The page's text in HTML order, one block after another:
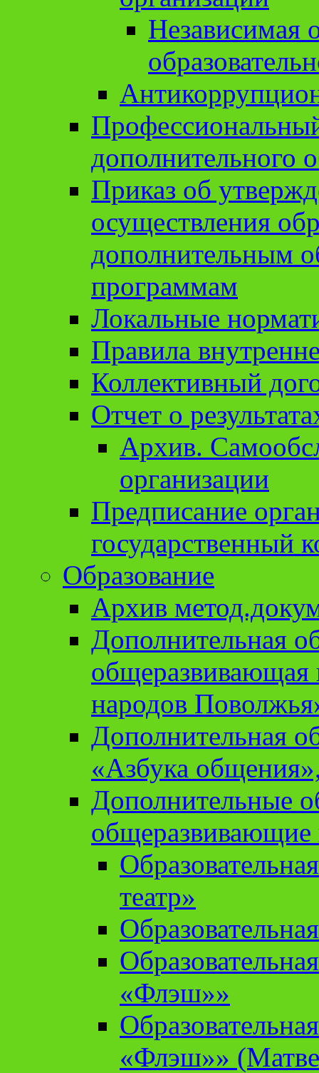
Независимая
дополнительного
Приказ об
осуществления
дополнительным
программам
Локальные
Правила
Коллективный
Отчет о
Архив.
организации
Предписание
государственный
Образование
Архив
Дополнительная
народов
Дополнительная
«Азбука
Дополнительные
театр»
«Флэш»»
«Флэш»»